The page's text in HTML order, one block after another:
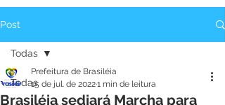
Post
Todas
Todas
Brasiléia sediará Marcha para
Prefeitura de Brasiléia
15 de jul. de 20221 min de leitura